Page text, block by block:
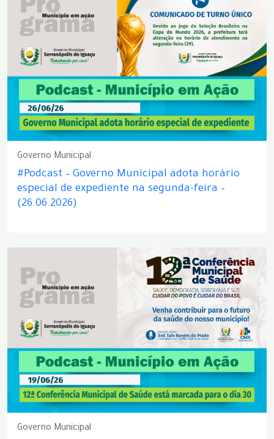
Governo Municipal
#Podcast – Governo Municipal adota horário
especial de expediente na segunda-feira –
(26.06.2026)
Governo Municipal